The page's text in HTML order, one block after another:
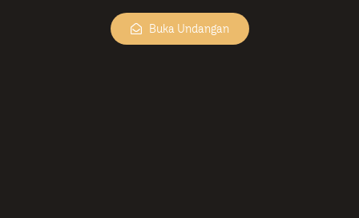
Buka Undangan